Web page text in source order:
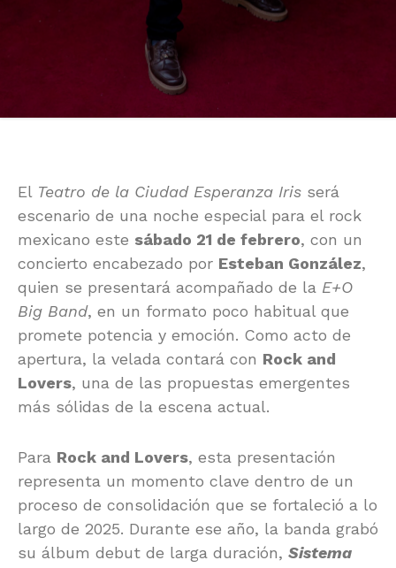
El Teatro de la Ciudad Esperanza Iris será
escenario de una noche especial para el rock
mexicano este sábado 21 de febrero, con un
concierto encabezado por Esteban González,
quien se presentará acompañado de la E+O
Big Band, en un formato poco habitual que
promete potencia y emoción. Como acto de
apertura, la velada contará con Rock and
Lovers, una de las propuestas emergentes
más sólidas de la escena actual.
Para Rock and Lovers, esta presentación
representa un momento clave dentro de un
proceso de consolidación que se fortaleció a lo
largo de 2025. Durante ese año, la banda grabó
su álbum debut de larga duración, Sistema